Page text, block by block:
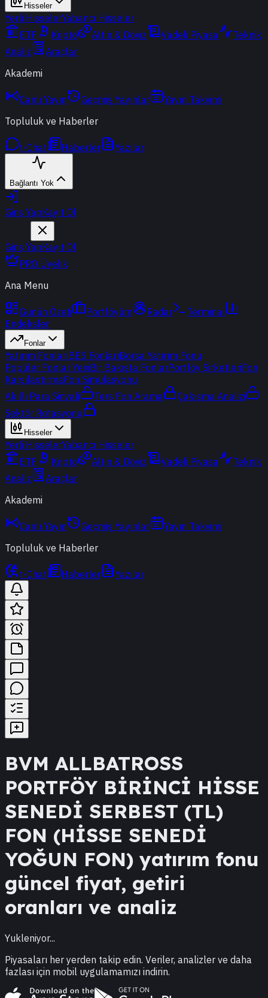
Hisseler
Yerli HisselerYabancı Hisseler
ETF
Kripto Altın & Döviz Vadeli Piyasa
Teknik
Analiz
Araçlar
Akademi
Canlı Yayın Geçmiş Yayınlar
Yayın Takvimi
Topluluk ve Haberler
t-Chat Haberler Yazılar
Bağlantı Yok
Giriş YapKayıt Ol
Giriş YapKayıt Ol
PRO Üyelik
Ana Menu
Günün Özeti Portföyüm Radar
Terminal
Endeksler
Fonlar
Yatırım FonlarıBES FonlarıBorsa Yatırım Fonu
Popüler Fonlar YeniBir Bakışta FonlarPortföy ŞirketleriFon
KarşılaştırmaFon Simülasyonu
Akıllı Para Sinyali
Ters Fon Arama
Çakışma Analizi
Sektör Rotasyonu
Hisseler
Yerli HisselerYabancı Hisseler
ETF
Kripto Altın & Döviz Vadeli Piyasa
Teknik
Analiz
Araçlar
Akademi
Canlı Yayın Geçmiş Yayınlar
Yayın Takvimi
Topluluk ve Haberler
t-Chat Haberler Yazılar
BVM ALLBATROSS
PORTFÖY BİRİNCİ HİSSE
SENEDİ SERBEST (TL)
FON (HİSSE SENEDİ
YOĞUN FON) yatırım fonu
güncel fiyat, getiri
oranları ve analiz
Yukleniyor...
Piyasaları her yerden takip edin. Veriler, analizler ve daha
fazlası için mobil uygulamamızı indirin.